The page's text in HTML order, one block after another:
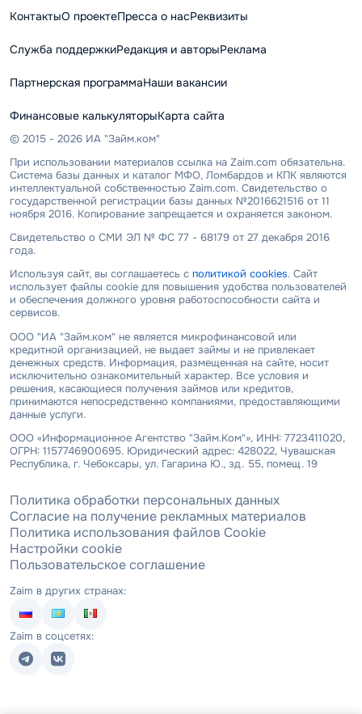
КонтактыО проектеПресса о насРеквизиты
Служба поддержкиРедакция и авторыРеклама
Партнерская программаНаши вакансии
Финансовые калькуляторыКарта сайта
© 2015 - 2026 ИА "Займ.ком"
При использовании материалов ссылка на Zaim.com обязательна.
Система базы данных и каталог МФО, Ломбардов и КПК являются
интеллектуальной собственностью Zaim.com. Свидетельство о
государственной регистрации базы данных №2016621516 от 11
ноября 2016. Копирование запрещается и охраняется законом.
Свидетельство о СМИ ЭЛ № ФС 77 - 68179 от 27 декабря 2016
года.
Используя сайт, вы соглашаетесь с политикой cookies. Сайт
использует файлы cookie для повышения удобства пользователей
и обеспечения должного уровня работоспособности сайта и
сервисов.
ООО "ИА "Займ.ком" не является микрофинансовой или
кредитной организацией, не выдает займы и не привлекает
денежных средств. Информация, размещенная на сайте, носит
исключительно ознакомительный характер. Все условия и
решения, касающиеся получения займов или кредитов,
принимаются непосредственно компаниями, предоставляющими
данные услуги.
ООО «Информационное Агентство "Займ.Ком"», ИНН: 7723411020,
ОГРН: 1157746900695. Юридический адрес: 428022, Чувашская
Республика, г. Чебоксары, ул. Гагарина Ю., зд. 55, помещ. 19
Политика обработки персональных данных
Согласие на получение рекламных материалов
Политика использования файлов Cookie
Настройки cookie
Пользовательское соглашение
Zaim в других странах:
Zaim в соцсетях: